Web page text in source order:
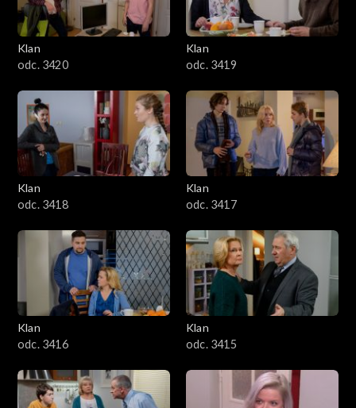
Klan
odc. 3420
Klan
odc. 3419
Klan
odc. 3418
Klan
odc. 3417
Klan
odc. 3416
Klan
odc. 3415